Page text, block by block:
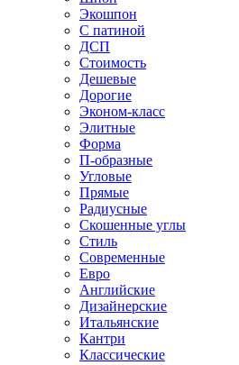
Экошпон
С патиной
ДСП
Стоимость
Дешевые
Дорогие
Эконом-класс
Элитные
Форма
П-образные
Угловые
Прямые
Радиусные
Скошенные углы
Стиль
Современные
Евро
Английские
Дизайнерские
Итальянские
Кантри
Классические